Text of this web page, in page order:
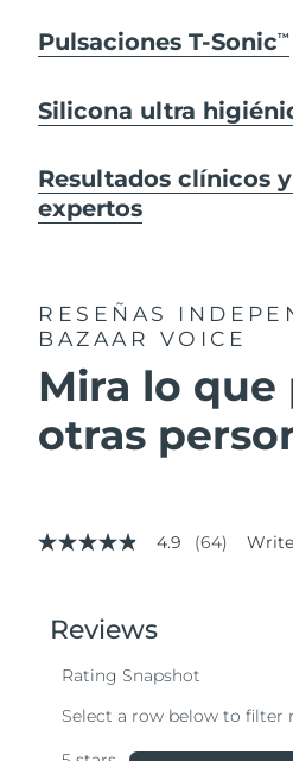
Pulsaciones T-SonicTM
Silicona ultra
Resultados clínicos
expertos
RESEÑAS
BAZAAR VOICE
Mira lo que
otras
4.9
stars,
average
value.
4.9 (64)